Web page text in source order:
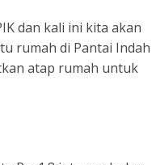
dan kali ini kita akan
rumah di Pantai Indah
atap rumah untuk